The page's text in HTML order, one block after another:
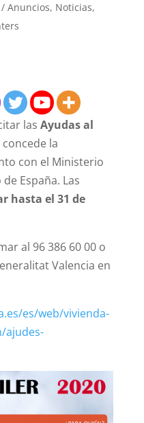
Anuncios, Noticias,
las Ayudas al
la
con el Ministerio
España. Las
hasta el 31 de
al 96 386 60 00 o
Valencia en
es/web/vivienda-
ajudes-